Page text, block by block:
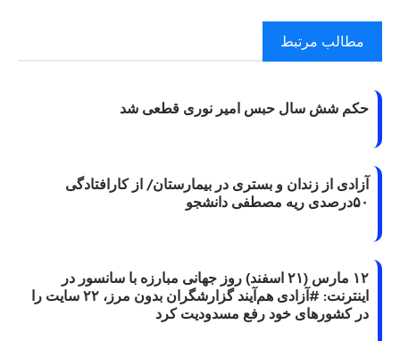
مطالب مرتبط
حکم شش سال حبس امیر نوری قطعی شد
آزادی از زندان و بستری در بیمارستان/ از کارافتادگی
۵۰درصدی ریه مصطفی دانشجو
۱۲ مارس (۲۱ اسفند) روز جهانی مبارزه با سانسور در
اینترنت: #آزادی هم‌آیند گزارشگران‌ بدون مرز، ۲۲ سایت را
در کشورهای خود رفع مسدودیت کرد